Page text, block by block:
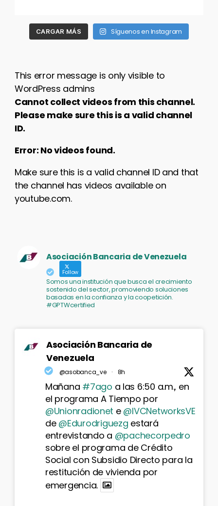
CARGAR MÁS Síguenos en Instagram
This error message is only visible to
WordPress admins
Cannot collect videos from this channel.
Please make sure this is a valid channel
ID.
Error: No videos found.
Make sure this is a valid channel ID and that
the channel has videos available on
youtube.com.
Asociación Bancaria de Venezuela
Follow
Somos una institución que busca el crecimiento
sostenido del sector, promoviendo soluciones
basadas en la confianza y la coopetición.
#GPTWcertified
Asociación Bancaria de
Venezuela
@asobanca_ve · 8h
Mañana #7ago a las 6:50 a.m., en
el programa A Tiempo por
@Unionradionet e @IVCNetworksVE
de @Edurodriguezg estará
entrevistando a @pachecorpedro
sobre el programa de Crédito
Social con Subsidio Directo para la
restitución de vivienda por
emergencia.